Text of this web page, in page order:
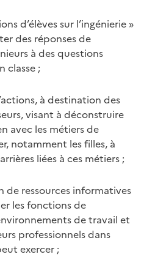
d’élèves sur l’ingénierie »
des réponses de
à des questions
classe ;
à destination des
visant à déconstruire
avec les métiers de
notamment les filles, à
liées à ces métiers ;
de ressources informatives
les fonctions de
de travail et
professionnels dans
exercer ;